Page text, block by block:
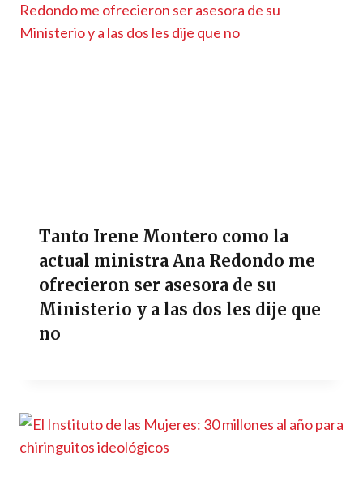
Tanto Irene Montero como la
actual ministra Ana Redondo me
ofrecieron ser asesora de su
Ministerio y a las dos les dije que
no